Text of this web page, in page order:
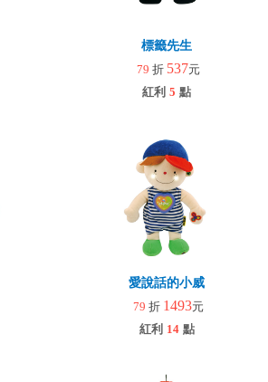
標籤先生
79 折 537元
紅利 5 點
愛說話的小威
79 折 1493元
紅利 14 點